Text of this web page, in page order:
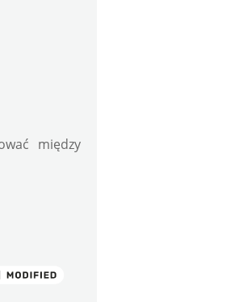
między